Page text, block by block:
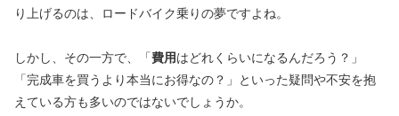
り上げるのは、ロードバイク乗りの夢ですよね。
しかし、その一方で、「費用はどれくらいになるんだろう？」
「完成車を買うより本当にお得なの？」といった疑問や不安を抱
えている方も多いのではないでしょうか。